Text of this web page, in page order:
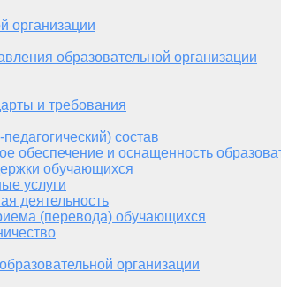
организации
образовательной организации
и требования
состав
обеспечение и оснащенность
обучающихся
услуги
деятельность
(перевода) обучающихся
организации